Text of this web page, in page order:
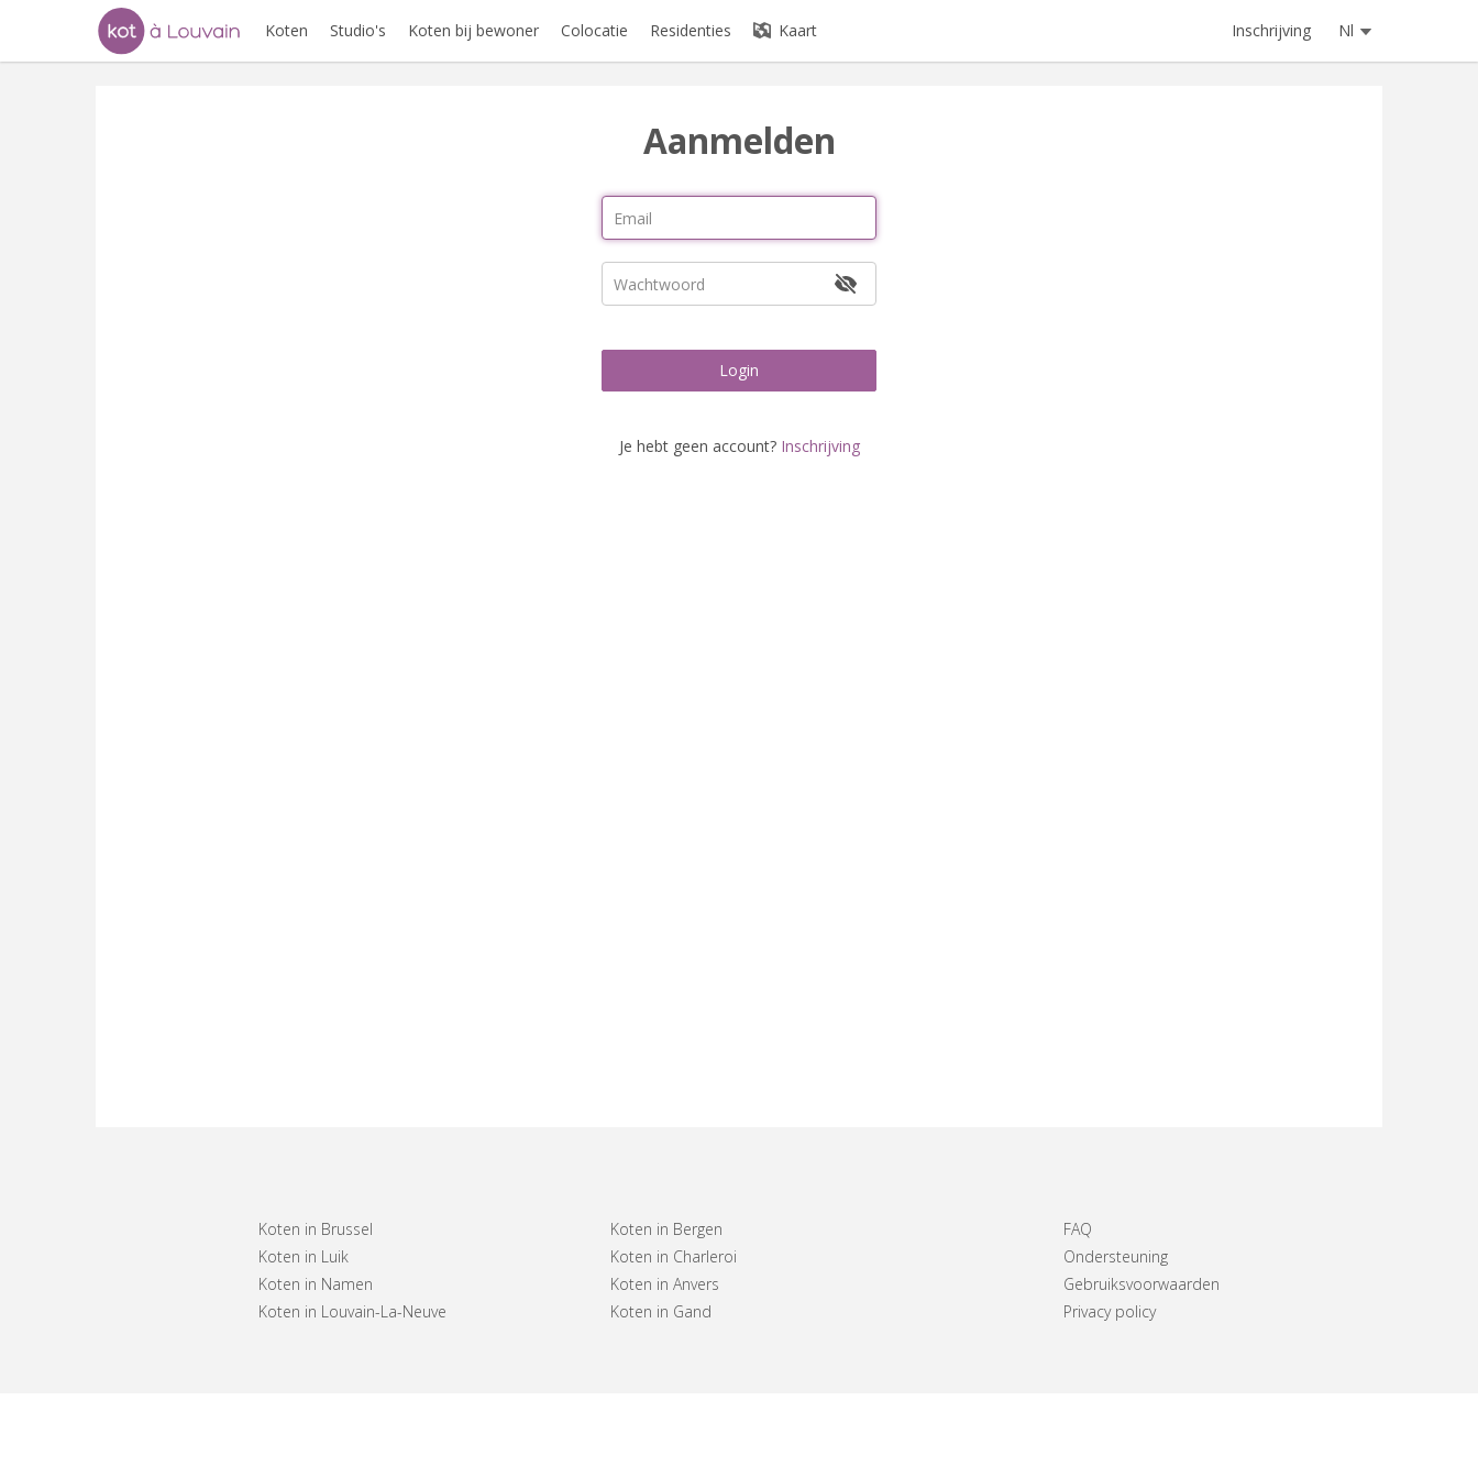
Koten Studio's Koten bij bewoner Colocatie Residenties Kaart Inschrijving Nl
Aanmelden
Login
Je hebt geen account? Inschrijving
Koten in Brussel
Koten in Luik
Koten in Namen
Koten in Louvain-La-Neuve
Koten in Bergen
Koten in Charleroi
Koten in Anvers
Koten in Gand
FAQ
Ondersteuning
Gebruiksvoorwaarden
Privacy policy